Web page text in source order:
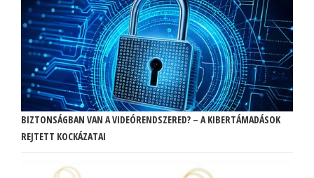
BIZTONSÁGBAN VAN A VIDEÓRENDSZERED? – A KIBERTÁMADÁSOK
REJTETT KOCKÁZATAI